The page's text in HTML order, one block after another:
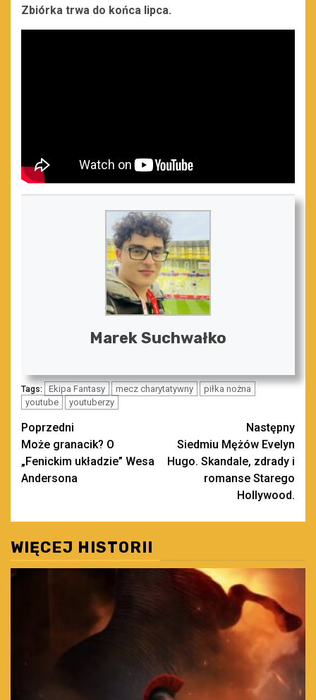
Zbiórka trwa do końca lipca.
Marek Suchwałko
Tags: Ekipa Fantasy mecz charytatywny
piłka nożna
youtube
youtuberzy
Zobacz
wpisy
Poprzedni
Może granacik? O
„Fenickim układzie” Wesa
Andersona
Następny
Siedmiu Mężów Evelyn
Hugo. Skandale, zdrady i
romanse Starego
Hollywood.
WIĘCEJ HISTORII